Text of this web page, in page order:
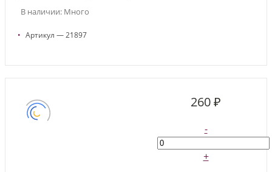
В наличии: Много
• Артикул — 21897
260 ₽
-
+